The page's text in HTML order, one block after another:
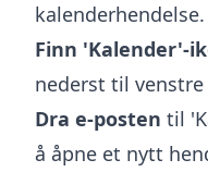
kalenderhendelse.
Finn 'Kalender'-
nederst til
Dra e-posten til
å åpne et nytt